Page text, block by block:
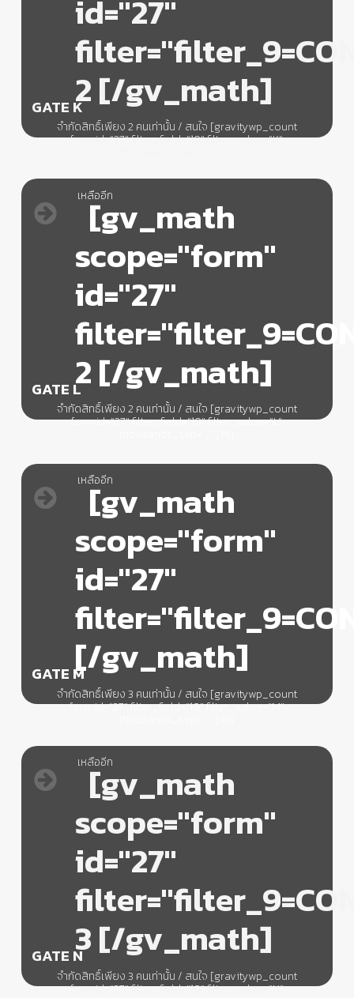
id="27"
2 [/gv_math]
GATE K
จำกัดสิทธิ์เพียง 2 คนเท่านั้น / สนใจ [gravitywp_count
formid=”27″ filter_field=”19″ filter_value=”K”
เหลืออีก
[gv_math
scope="form"
id="27"
2 [/gv_math]
GATE L
จำกัดสิทธิ์เพียง 2 คนเท่านั้น / สนใจ [gravitywp_count
formid=”27″ filter_field=”19″ filter_value=”L”
เหลืออีก
[gv_math
scope="form"
id="27"
[/gv_math]
GATE M
จำกัดสิทธิ์เพียง 3 คนเท่านั้น / สนใจ [gravitywp_count
formid=”27″ filter_field=”19″ filter_value=”M”
เหลืออีก
[gv_math
scope="form"
id="27"
3 [/gv_math]
GATE N
จำกัดสิทธิ์เพียง 3 คนเท่านั้น / สนใจ [gravitywp_count
formid=”27″ filter_field=”19″ filter_value=”N”